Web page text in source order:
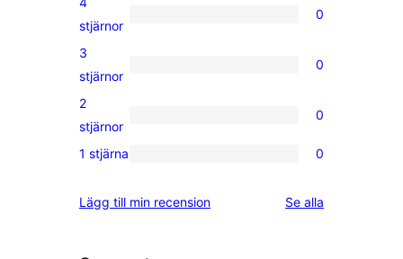
stjärniga
0
4-
stjärniga
stjärnor
0
0
3-
stjärniga
3
stjärnor
0
0
2-
recensioner
2
stjärnor
0
0
stjärniga
1 stjärna 0
Lägg till min recension Se alla